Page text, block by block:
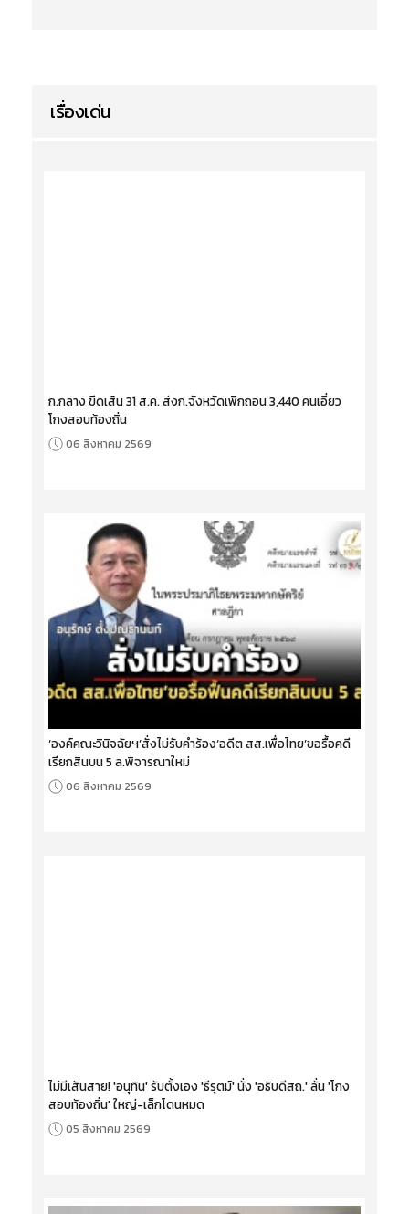
เรื่องเด่น
ก.กลาง ขีดเส้น 31 ส.ค. ส่งก.จังหวัดเพิกถอน 3,440 คนเอี่ยว
โกงสอบท้องถิ่น
06 สิงหาคม 2569
‘องค์คณะวินิจฉัยฯ’สั่งไม่รับคำร้อง‘อดีต สส.เพื่อไทย’ขอรื้อคดี
เรียกสินบน 5 ล.พิจารณาใหม่
06 สิงหาคม 2569
ไม่มีเส้นสาย! 'อนุทิน' รับตั้งเอง 'ธีรุตม์' นั่ง 'อธิบดีสถ.' ลั่น 'โกง
สอบท้องถิ่น' ใหญ่-เล็กโดนหมด
05 สิงหาคม 2569